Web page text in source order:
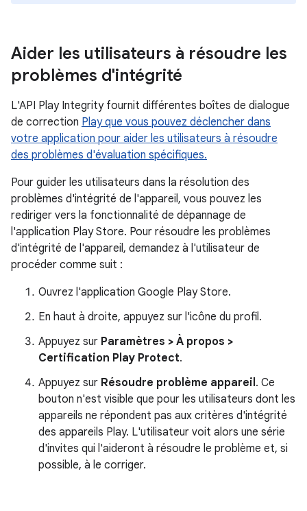
Aider les utilisateurs à résoudre les
problèmes d'intégrité
L'API Play Integrity fournit différentes boîtes de dialogue
de correction Play que vous pouvez déclencher dans
votre application pour aider les utilisateurs à résoudre
des problèmes d'évaluation spécifiques.
Pour guider les utilisateurs dans la résolution des
problèmes d'intégrité de l'appareil, vous pouvez les
rediriger vers la fonctionnalité de dépannage de
l'application Play Store. Pour résoudre les problèmes
d'intégrité de l'appareil, demandez à l'utilisateur de
procéder comme suit :
Ouvrez l'application Google Play Store.
En haut à droite, appuyez sur l'icône du profil.
Appuyez sur Paramètres > À propos >
Certification Play Protect.
Appuyez sur Résoudre problème appareil. Ce
bouton n'est visible que pour les utilisateurs dont les
appareils ne répondent pas aux critères d'intégrité
des appareils Play. L'utilisateur voit alors une série
d'invites qui l'aideront à résoudre le problème et, si
possible, à le corriger.